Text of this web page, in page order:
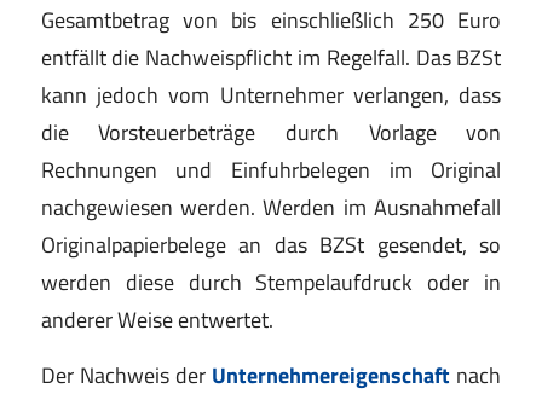
Gesamtbetrag von bis einschließlich 250 Euro
entfällt die Nachweispflicht im Regelfall. Das BZSt
kann jedoch vom Unternehmer verlangen, dass
die Vorsteuerbeträge durch Vorlage von
Rechnungen und Einfuhrbelegen im Original
nachgewiesen werden. Werden im Ausnahmefall
Originalpapierbelege an das BZSt gesendet, so
werden diese durch Stempelaufdruck oder in
anderer Weise entwertet.
Der Nachweis der Unternehmereigenschaft nach